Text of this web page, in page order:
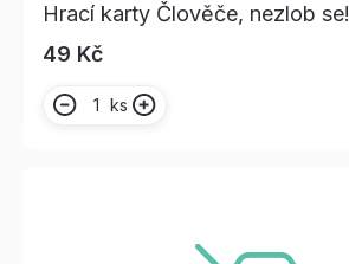
Hrací karty Člověče, nezlob se!
49 Kč
ks